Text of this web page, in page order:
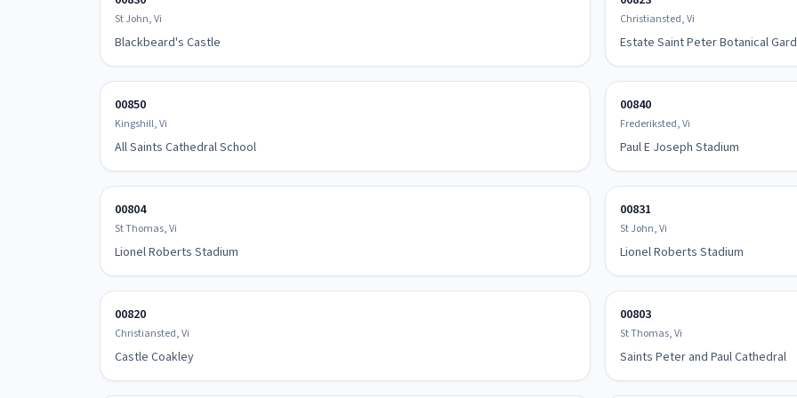
St John, Vi
Blackbeard's Castle
Christiansted, Vi
Estate Saint Peter Botanical
00850
Kingshill, Vi
All Saints Cathedral School
00840
Frederiksted, Vi
Paul E Joseph Stadium
00804
St Thomas, Vi
Lionel Roberts Stadium
00831
St John, Vi
Lionel Roberts Stadium
00820
Christiansted, Vi
Castle Coakley
00803
St Thomas, Vi
Saints Peter and Paul Cathedral